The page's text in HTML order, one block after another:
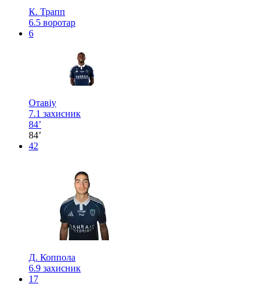
К. Трапп
6.5 воротар
6
Отавіу
7.1 захисник
84’
84’
42
Д. Коппола
6.9 захисник
17